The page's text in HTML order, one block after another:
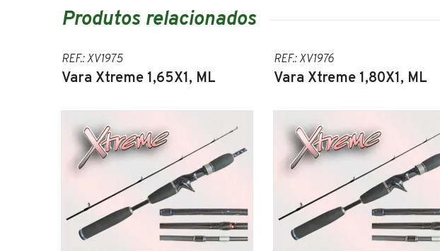
Produtos relacionados
REF.: XV1975
Vara Xtreme 1,65X1, ML
REF.: XV1976
Vara Xtreme 1,80X1, ML